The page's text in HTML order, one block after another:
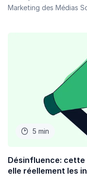
tous les détails pour
Marketing des Médias
 5 min
Désinfluence: cette
elle réellement les